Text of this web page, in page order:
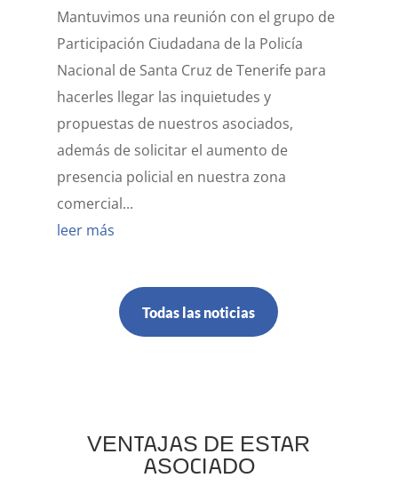
Mantuvimos una reunión con el grupo de
Participación Ciudadana de la Policía
Nacional de Santa Cruz de Tenerife para
hacerles llegar las inquietudes y
propuestas de nuestros asociados,
además de solicitar el aumento de
presencia policial en nuestra zona
comercial...
leer más
Todas las noticias
VENTAJAS DE ESTAR
ASOCIADO